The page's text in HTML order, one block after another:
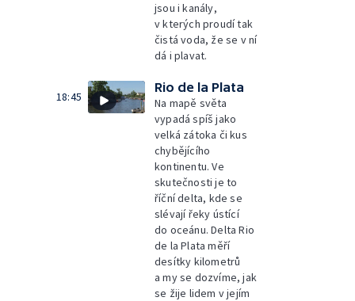
jsou i kanály,
v kterých proudí tak
čistá voda, že se v ní
dá i plavat.
18:45
Rio de la Plata
Na mapě světa
vypadá spíš jako
velká zátoka či kus
chybějícího
kontinentu. Ve
skutečnosti je to
říční delta, kde se
slévají řeky ústící
do oceánu. Delta Rio
de la Plata měří
desítky kilometrů
a my se dozvíme, jak
se žije lidem v jejím